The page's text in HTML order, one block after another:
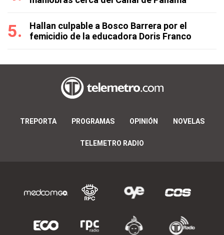
Hallan culpable a Bosco Barrera por el
femicidio de la educadora Doris Franco
TREPORTA PROGRAMAS OPINIÓN NOVELAS
TELEMETRO RADIO